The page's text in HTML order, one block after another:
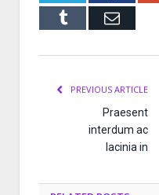
Tumblr Email
PREVIOUS ARTICLE
Praesent
interdum ac
lacinia in